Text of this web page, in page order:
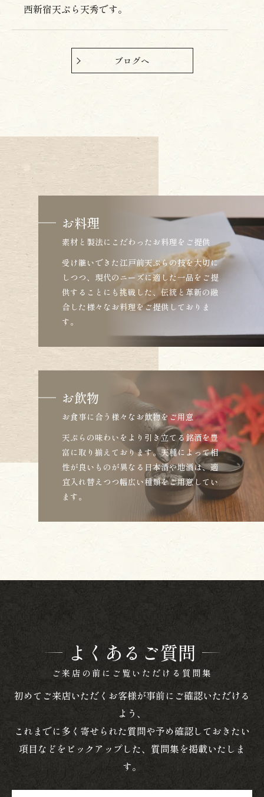
西新宿天ぷら天秀です。
ブログへ
お料理
素材と製法にこだわったお料理をご提供
受け継いできた江戸前天ぷらの技を大切に
しつつ、現代のニーズに適した一品をご提
供することにも挑戦した、伝統と革新の融
合した様々なお料理をご提供しておりま
す。
お飲物
お食事に合う様々なお飲物をご用意
天ぷらの味わいをより引き立てる銘酒を豊
富に取り揃えております。天種によって相
性が良いものが異なる日本酒や地酒は、適
宜入れ替えつつ幅広い種類をご用意してい
ます。
ご来店の前にご覧いただける質問集
よくあるご質問
初めてご来店いただくお客様が事前にご確認いただける
よう、
これまでに多く寄せられた質問や予め確認しておきたい
項目などをピックアップした、質問集を掲載いたしま
す。